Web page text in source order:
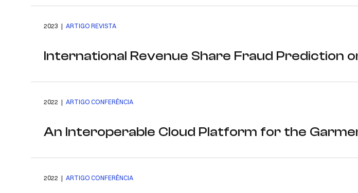
2023 | ARTIGO REVISTA
International Revenue Share Fraud Prediction
2022 | ARTIGO CONFERÊNCIA
An Interoperable Cloud Platform for the
2022 | ARTIGO CONFERÊNCIA